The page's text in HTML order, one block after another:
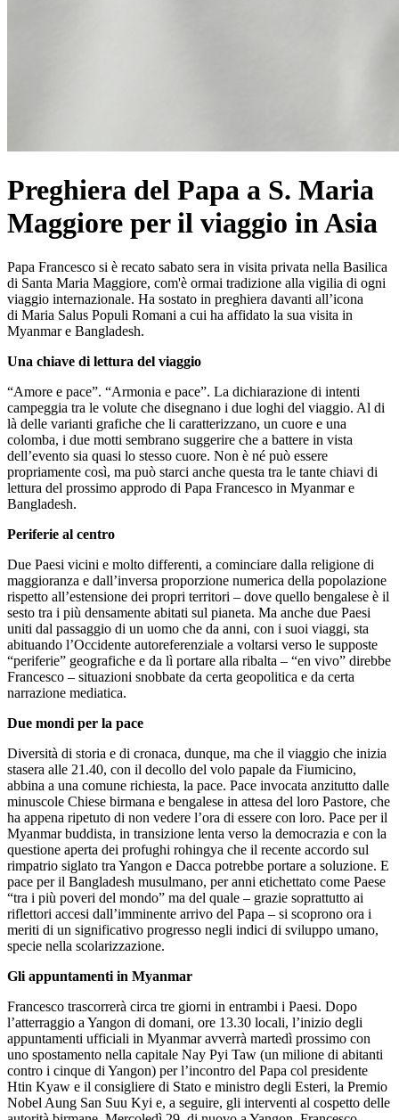
Preghiera del Papa a S. Maria
Maggiore per il viaggio in Asia
Papa Francesco si è recato sabato sera in visita privata nella Basilica
di Santa Maria Maggiore, com'è ormai tradizione alla vigilia di ogni
viaggio internazionale. Ha sostato in preghiera davanti all’icona
di Maria Salus Populi Romani a cui ha affidato la sua visita in
Myanmar e Bangladesh.
Una chiave di lettura del viaggio
“Amore e pace”. “Armonia e pace”. La dichiarazione di intenti
campeggia tra le volute che disegnano i due loghi del viaggio. Al di
là delle varianti grafiche che li caratterizzano, un cuore e una
colomba, i due motti sembrano suggerire che a battere in vista
dell’evento sia quasi lo stesso cuore. Non è né può essere
propriamente così, ma può starci anche questa tra le tante chiavi di
lettura del prossimo approdo di Papa Francesco in Myanmar e
Bangladesh.
Periferie al centro
Due Paesi vicini e molto differenti, a cominciare dalla religione di
maggioranza e dall’inversa proporzione numerica della popolazione
rispetto all’estensione dei propri territori – dove quello bengalese è il
sesto tra i più densamente abitati sul pianeta. Ma anche due Paesi
uniti dal passaggio di un uomo che da anni, con i suoi viaggi, sta
abituando l’Occidente autoreferenziale a voltarsi verso le supposte
“periferie” geografiche e da lì portare alla ribalta – “en vivo” direbbe
Francesco – situazioni snobbate da certa geopolitica e da certa
narrazione mediatica.
Due mondi per la pace
Diversità di storia e di cronaca, dunque, ma che il viaggio che inizia
stasera alle 21.40, con il decollo del volo papale da Fiumicino,
abbina a una comune richiesta, la pace. Pace invocata anzitutto dalle
minuscole Chiese birmana e bengalese in attesa del loro Pastore, che
ha appena ripetuto di non vedere l’ora di essere con loro. Pace per il
Myanmar buddista, in transizione lenta verso la democrazia e con la
questione aperta dei profughi rohingya che il recente accordo sul
rimpatrio siglato tra Yangon e Dacca potrebbe portare a soluzione. E
pace per il Bangladesh musulmano, per anni etichettato come Paese
“tra i più poveri del mondo” ma del quale – grazie soprattutto ai
riflettori accesi dall’imminente arrivo del Papa – si scoprono ora i
meriti di un significativo progresso negli indici di sviluppo umano,
specie nella scolarizzazione.
Gli appuntamenti in Myanmar
Francesco trascorrerà circa tre giorni in entrambi i Paesi. Dopo
l’atterraggio a Yangon di domani, ore 13.30 locali, l’inizio degli
appuntamenti ufficiali in Myanmar avverrà martedì prossimo con
uno spostamento nella capitale Nay Pyi Taw (un milione di abitanti
contro i cinque di Yangon) per l’incontro del Papa col presidente
Htin Kyaw e il consigliere di Stato e ministro degli Esteri, la Premio
Nobel Aung San Suu Kyi e, a seguire, gli interventi al cospetto delle